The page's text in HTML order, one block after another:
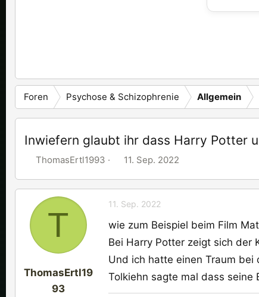
Foren Psychose & Schizophrenie Allgemein
Inwiefern glaubt ihr dass Harry Potter
E
s
t
l
r
ThomasErtl1993
E
s
t
l
t
a
11. Sep. 2022
T
ThomasErtl19
93
11. Sep. 2022
wie zum Beispiel beim Film
Bei Harry Potter zeigt sich der
Und ich hatte einen Traum
Tolkiehn sagte mal dass seine